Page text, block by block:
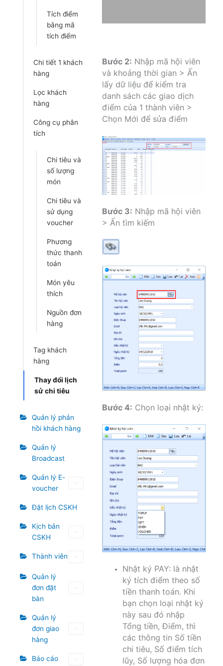
Tích điểm
bằng mã
tích điểm
Chi tiết 1 khách
hàng
Lọc khách
hàng
Công cụ phân
tích
Chi tiêu và
số lượng
món
Chi tiêu và
sử dụng
voucher
Phương
thức thanh
toán
Món yêu
thích
Nguồn đơn
hàng
Tag khách
hàng
Thay đổi lịch
sử chi tiêu
Quản lý phản
hồi khách hàng
Quản lý
Broadcast
Quản lý E-
voucher
Đặt lịch CSKH
Kịch bản
CSKH
Thành viên
Quản lý
đơn đặt
bàn
Quản lý
đơn giao
hàng
Báo cáo
Bước 2: Nhập mã hội viên
và khoảng thời gian > Ấn
lấy dữ liệu để kiểm tra
danh sách các giao dịch
điểm của 1 thành viên >
Chọn Mới để sửa điểm
Bước 3: Nhập mã hội viên
> Ấn tìm kiếm
Bước 4: Chọn loại nhật ký:
Nhật ký PAY: là nhật
ký tích điểm theo số
tiền thanh toán. Khi
bạn chọn loại nhật ký
này sau đó nhập
Tổng tiền, Điểm, thì
các thông tin Số tiền
chi tiêu, Số điểm tích
lũy, Số lượng hóa đơn